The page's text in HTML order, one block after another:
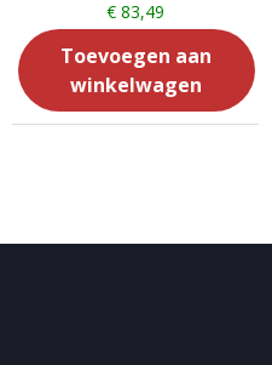
€83,49
Toevoegen aan
winkelwagen